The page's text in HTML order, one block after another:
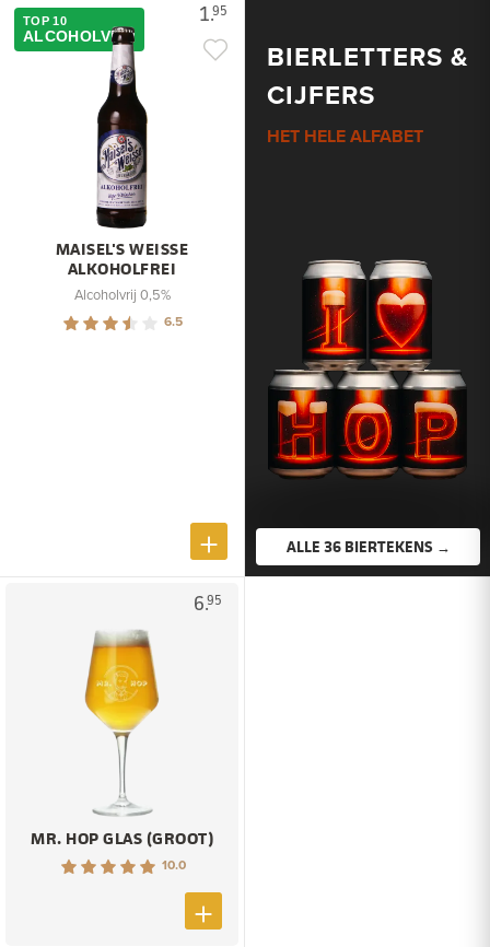
1.95
TOP 10
ALCOHOLVRIJ
MAISEL'S WEISSE
ALKOHOLFREI
Alcoholvrij 0,5%
6.5
BIERLETTERS &
CIJFERS
HET HELE ALFABET
ALLE 36 BIERTEKENS →
6.95
MR. HOP GLAS (GROOT)
10.0